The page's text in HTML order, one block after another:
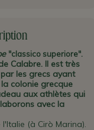
"classico superiore".
Calabre. Il est très
les grecs ayant
colonie grecque
aux athlètes qui
avec la
(à Cirò Marina).